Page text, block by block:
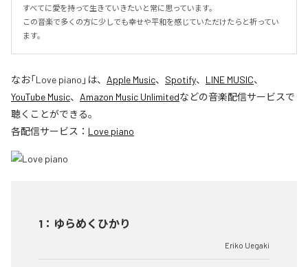
すべてに愛を持って生きていきたいと常に思っています。
この音楽で多くの方に少しでも幸せや平和を感じていただけたらと祈ってい
ます。
なお「Love piano 」は、 Apple Music、 Spotify、 LINE MUSIC、
YouTube Music、 Amazon Music Unlimitedなどの音楽配信サービスで
聴くことができる。
各配信サービス： Love piano
1 ： ゆらめくひかり
Eriko Uegaki